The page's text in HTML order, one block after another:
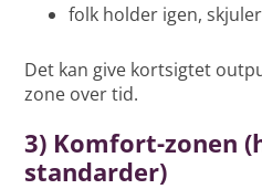
folk holder igen,
Det kan give kortsigtet
zone over tid.
3) Komfort-zonen
standarder)